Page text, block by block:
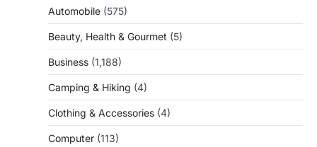
Automobile (575)
Beauty, Health & Gourmet (5)
Business (1,188)
Camping & Hiking (4)
Clothing & Accessories (4)
Computer (113)